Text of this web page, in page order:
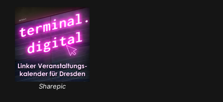
Sharepic